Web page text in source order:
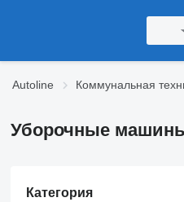
Autoline Коммунальная
Уборочные
Категория